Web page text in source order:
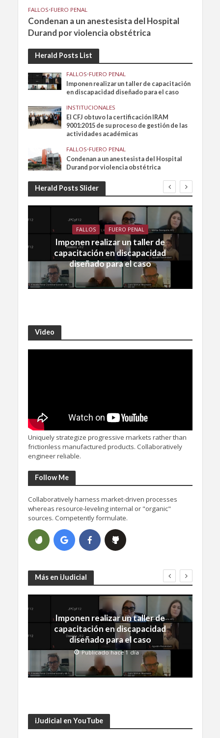
FALLOS•FUERO PENAL
Condenan a un anestesista del Hospital
Durand por violencia obstétrica
Herald Posts List
FALLOS•FUERO PENAL
Imponen realizar un taller de capacitación
en discapacidad diseñado para el caso
INSTITUCIONALES
El CFJ obtuvo la certificación IRAM
9001:2015 de su proceso de gestión de las
actividades académicas
FALLOS•FUERO PENAL
Condenan a un anestesista del Hospital
Durand por violencia obstétrica
Herald Posts Slider
FALLOS FUERO PENAL
Imponen realizar un taller de
capacitación en discapacidad
diseñado para el caso
Video
Uniquely strategize progressive markets rather than
frictionless manufactured products. Collaboratively
engineer reliable.
Follow Me
Collaboratively harness market-driven processes
whereas resource-leveling internal or "organic"
sources. Competently formulate.
Más en iJudicial
Imponen realizar un taller de
capacitación en discapacidad
diseñado para el caso
Publicado hace 1 día
iJudicial en YouTube